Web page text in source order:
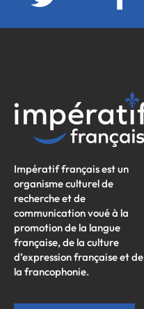
Impératif français est un
organisme culturel de
recherche et de
communication voué à la
promotion de la langue
française, de la culture
d’expression française et de
la francophonie.